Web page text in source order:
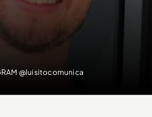
@luisitocomunica